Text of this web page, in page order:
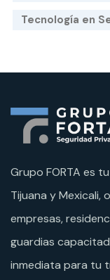
Tecnología en
Grupo FORTA es
Tijuana y Mexicali,
empresas,
guardias
inmediata para tu